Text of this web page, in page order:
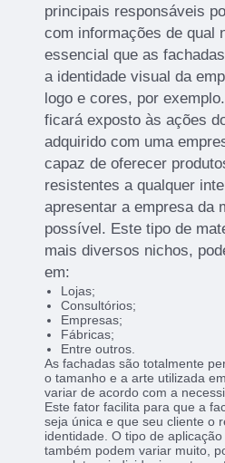
principais responsáveis
com informações de qual
essencial que as
a identidade visual da
logo e cores, por
ficará exposto às ações
adquirido com uma
capaz de oferecer
resistentes a qualquer
apresentar a empresa da
possível. Este tipo de
mais diversos nichos,
em:
Lojas;
Consultórios;
Empresas;
Fábricas;
Entre outros.
As fachadas são totalmente
o tamanho e a arte utilizada
variar de acordo com a
Este fator facilita para que a
seja única e que seu cliente o
identidade. O tipo de
também podem variar muito,